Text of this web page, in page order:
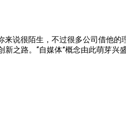
说很陌生，不过很多公司借他
之路。“自媒体”概念由此萌芽兴